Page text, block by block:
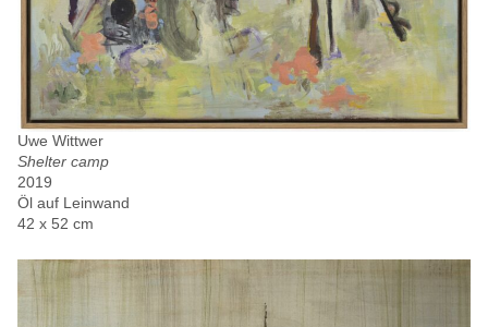
Uwe Wittwer
Shelter camp
2019
Öl auf Leinwand
42 x 52 cm